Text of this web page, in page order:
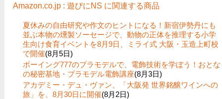
Amazon.co.jp : 遊びにNS に関連する商品
夏休みの自由研究や作文のヒントになる！新宿伊勢丹にも
並ぶ本物の燻製ソーセージで、動物の正体を推理する小学
生向け食育イベントを8月9日、ミライ式 大阪・玉造上町校
で開催(8月5日)
ボーイング777のプラモデルで、電飾技術を学ぼう！おとな
の秘密基地・プラモデル電飾講座(8月3日)
アカデミー・デュ・ヴァン、「大阪発 世界銘醸ワインへの
旅」を、8月30日に開催(8月2日)